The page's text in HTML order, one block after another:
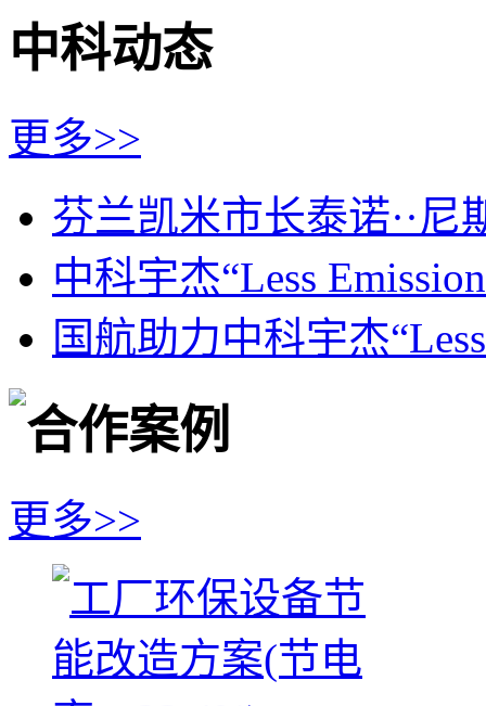
中科动态
更多>>
芬兰凯米市长泰诺··尼
中科宇杰“Less
国航助力中科宇杰
合作案例
更多>>